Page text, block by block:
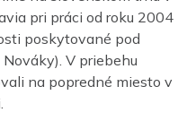
pri práci od roku 2004
poskytované pod
V priebehu
na popredné miesto v